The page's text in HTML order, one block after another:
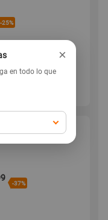
-25%
1001551169
-37%
×
en todo lo que